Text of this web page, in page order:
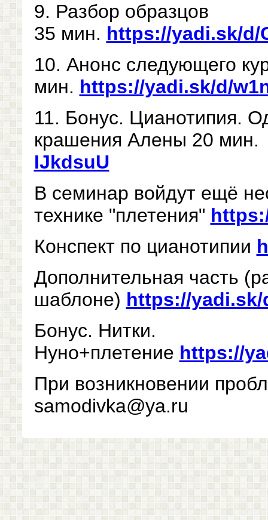
9. Разбор образцов
35 мин. https://yadi.sk/d/
10. Анонс следующего
мин. https://yadi.sk/d/
11. Бонус. Цианотипия.
крашения Алены 20
IJkdsuU
В семинар войдут ещё
технике "плетения"
Конспект по цианотипии
Дополнительная часть
шаблоне) https://yadi.sk/
Бонус. Нитки.
Нуно+плетение https://
При возникновении
samodivka@ya.ru